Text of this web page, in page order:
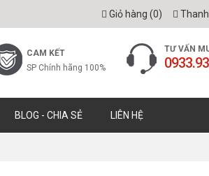
Giỏ hàng (0)
CAM KẾT
SP Chính hãng 100%
TƯ VẤN
BLOG - CHIA SẺ LIÊN HỆ